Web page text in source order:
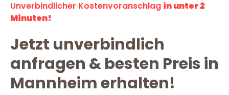
Unverbindlicher Kostenvoranschlag in unter 2
Minuten!
Jetzt unverbindlich
anfragen & besten Preis in
Mannheim erhalten!